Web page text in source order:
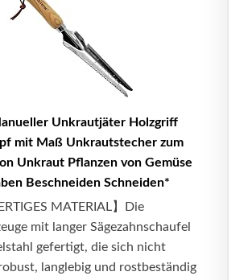
Unkrautjäter Holzgriff
mit Maß Unkrautstecher zum
Unkraut Pflanzen von Gemüse
Beschneiden Schneiden*
MATERIAL】Die
mit langer Sägezahnschaufel
gefertigt, die sich nicht
langlebig und rostbeständig